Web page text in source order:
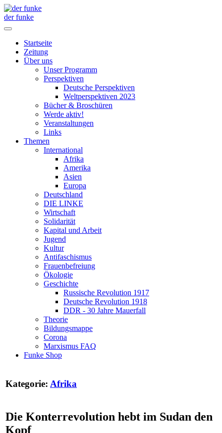
der funke
Startseite
Zeitung
Über uns
Unser Programm
Perspektiven
Deutsche Perspektiven
Weltperspektiven 2023
Bücher & Broschüren
Werde aktiv!
Veranstaltungen
Links
Themen
International
Afrika
Amerika
Asien
Europa
Deutschland
DIE LINKE
Wirtschaft
Solidarität
Kapital und Arbeit
Jugend
Kultur
Antifaschismus
Frauenbefreiung
Ökologie
Geschichte
Russische Revolution 1917
Deutsche Revolution 1918
DDR - 30 Jahre Mauerfall
Theorie
Bildungsmappe
Corona
Marxismus FAQ
Funke Shop
Kategorie: Afrika
Die Konterrevolution hebt im Sudan den
Kopf